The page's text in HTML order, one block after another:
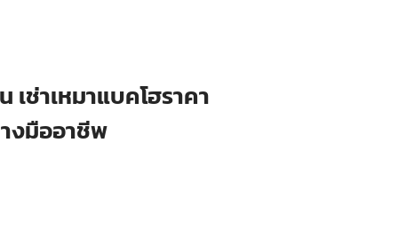
เช่าเหมาแบคโฮราคา
งมืออาชีพ